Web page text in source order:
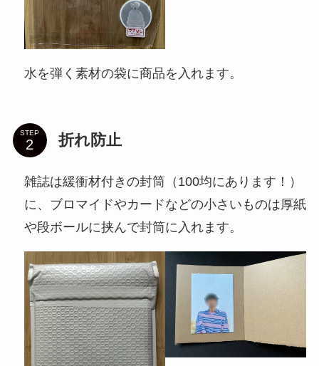
水を弾く素材の袋に商品を入れます。
STEP 折れ防止
雑誌は緩衝材付きの封筒（100均にあります！）
に、ブロマイドやカードなどの小さいものは厚紙
や段ボールに挟んで封筒に入れます。